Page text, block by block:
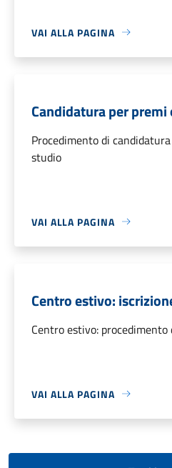
VAI ALLA PAGINA
Candidatura per
Procedimento di
studio
VAI ALLA PAGINA
Centro estivo:
Centro estivo:
VAI ALLA PAGINA